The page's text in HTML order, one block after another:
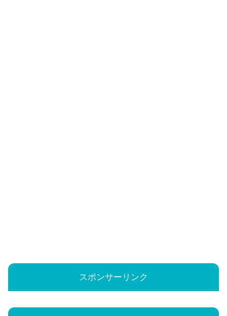
スポンサーリンク